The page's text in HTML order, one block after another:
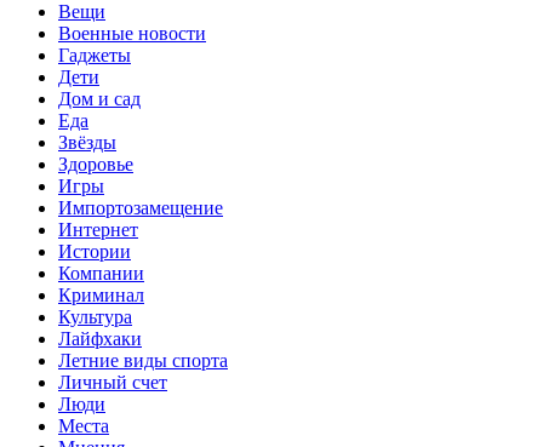
Вещи
Военные новости
Гаджеты
Дети
Дом и сад
Еда
Звёзды
Здоровье
Игры
Импортозамещение
Интернет
Истории
Компании
Криминал
Культура
Лайфхаки
Летние виды спорта
Личный счет
Люди
Места